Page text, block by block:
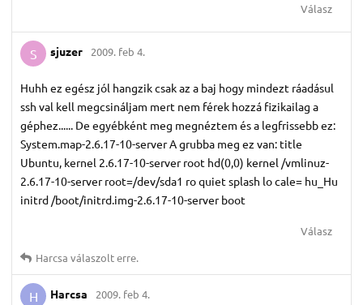
Válasz
S sjuzer 2009. feb 4.
Huhh ez egész jól hangzik csak az a baj hogy mindezt ráadásul
ssh val kell megcsináljam mert nem férek hozzá fizikailag a
géphez...... De egyébként meg megnéztem és a legfrissebb ez:
System.map-2.6.17-10-server A grubba meg ez van: title
Ubuntu, kernel 2.6.17-10-server root hd(0,0) kernel /vmlinuz-
2.6.17-10-server root=/dev/sda1 ro quiet splash lo cale= hu_Hu
initrd /boot/initrd.img-2.6.17-10-server boot
Válasz
Harcsa válaszolt erre.
H Harcsa 2009. feb 4.